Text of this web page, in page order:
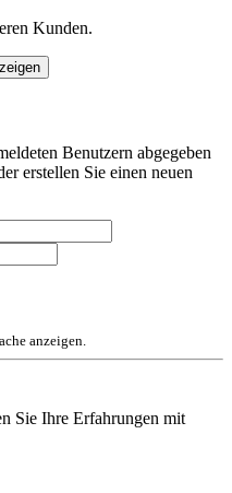
Kunden.
Benutzern abgegeben
erstellen Sie einen neuen
anzeigen.
Sie Ihre Erfahrungen mit